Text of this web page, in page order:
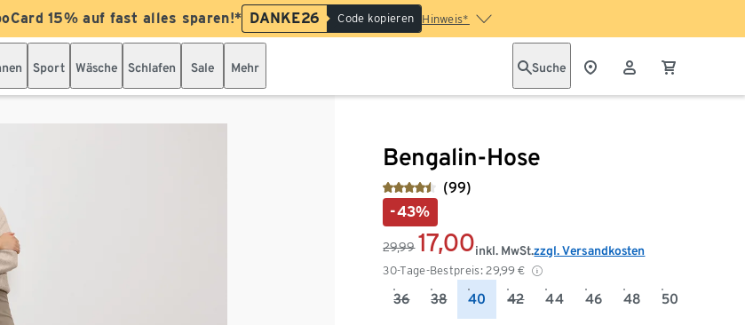
15% auf fast alles sparen!* DANKE26 Code kopieren Hinweis*
Sport Wäsche Schlafen Sale Mehr Suche
Bengalin-Hose
(99)
-43%
29,99 17,00
30-Tage-Bestpreis: 29,99 €
inkl. MwSt.zzgl. Versandkosten
36 38 40 42 44 46 48 50